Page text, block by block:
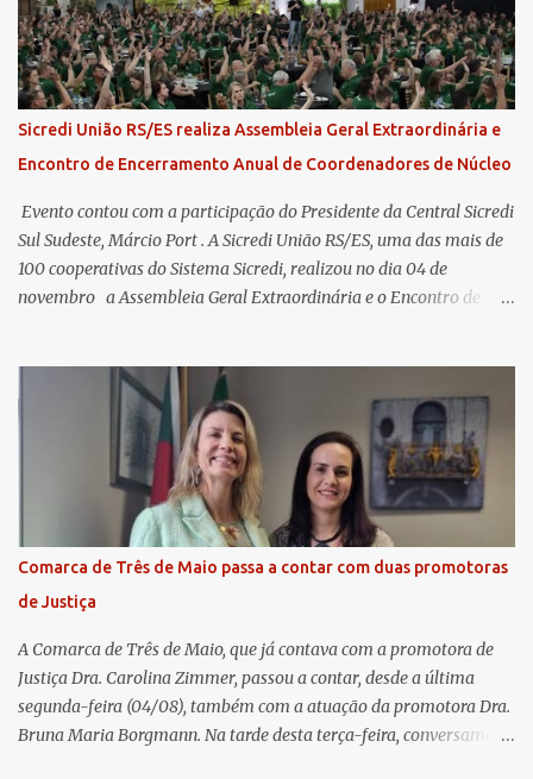
Sicredi União RS/ES realiza Assembleia Geral Extraordinária e
Encontro de Encerramento Anual de Coordenadores de Núcleo
​ Evento contou com a participação do Presidente da Central Sicredi
Sul Sudeste, Márcio Port . A Sicredi União RS/ES, uma das mais de
100 cooperativas do Sistema Sicredi, realizou no dia 04 de
novembro a Assembleia Geral Extraordinária e o Encontro de
futuro. O evento ocorreu presencialmente em Santa Rosa/RS com
transmissão simultânea para os coordenadores capixabas, que
estavam reunidos em Cachoeiro de Itapemirim / ES. Durante a
Assembleia Geral Extraordinária, foram debatidas e aprovadas
pautas estratégicas, como a atualização da Política de
Remuneração dos Administradores Estatutários e do regulamento
do Fundo Social, reforçando o compromisso da cooperativa com a
transparência e a governança. No Encontro de Coordenadores de
Núcleo, o presidente da Sicredi União RS/ES, Sidnei Strejevitch, fez
um balanço das principais real...
Comarca de Três de Maio passa a contar com duas promotoras
de Justiça
A Comarca de Três de Maio, que já contava com a promotora de
Justiça Dra. Carolina Zimmer, passou a contar, desde a última
segunda-feira (04/08), também com a atuação da promotora Dra.
Bruna Maria Borgmann. Na tarde desta terça-feira, conversamos